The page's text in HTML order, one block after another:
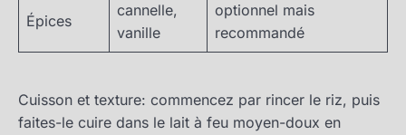
Épices
cannelle,
vanille
optionnel mais
recommandé
Cuisson et texture: commencez par rincer le riz, puis
faites-le cuire dans le lait à feu moyen-doux en